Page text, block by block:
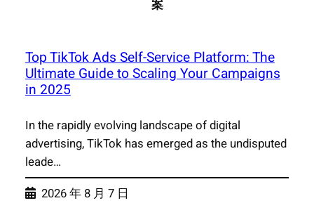
案
Top TikTok Ads Self-Service Platform: The
Ultimate Guide to Scaling Your Campaigns
in 2025
In the rapidly evolving landscape of digital
advertising, TikTok has emerged as the undisputed
leade…
2026 年 8 月 7 日